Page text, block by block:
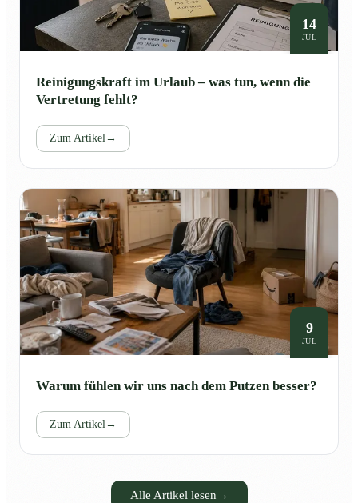
14
JUL
Reinigungskraft im Urlaub – was tun, wenn die
Vertretung fehlt?
Zum Artikel→
9
JUL
Warum fühlen wir uns nach dem Putzen besser?
Zum Artikel→
Alle Artikel lesen →